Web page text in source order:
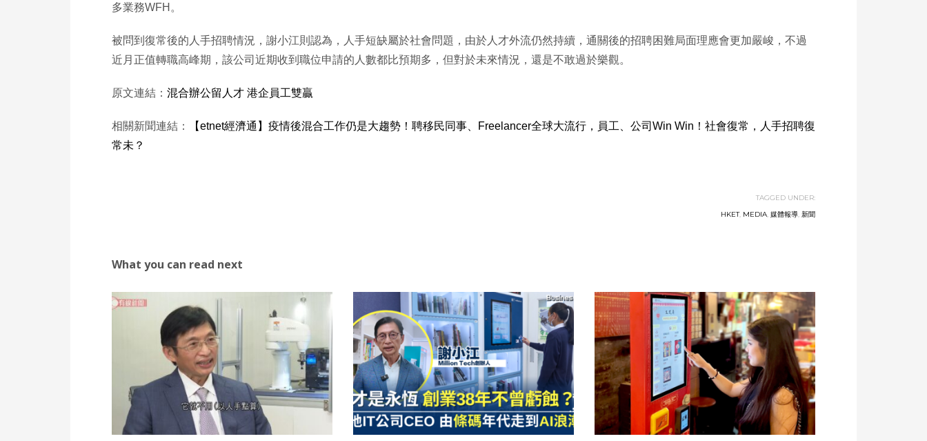
多業務WFH。
被問到復常後的人手招聘情況，謝小江則認為，人手短缺屬於社會問題，由於人才外流仍然持續，通關後的招聘困難局面理應會更加嚴峻，不過
近月正值轉職高峰期，該公司近期收到職位申請的人數都比預期多，但對於未來情況，還是不敢過於樂觀。
原文連結： 混合辦公留人才 港企員工雙贏
相關新聞連結：
【etnet經濟通】疫情後混合工作仍是大趨勢！聘移民同事、Freelancer全球大流行，員工、公司Win Win！社會復常，人手招聘復
常未？
TAGGED UNDER:
HKET, MEDIA 媒體報導 新聞
What you can read next